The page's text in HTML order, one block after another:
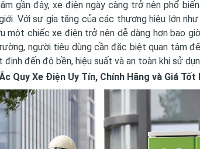
gần đây, xe điện ngày càng trở nên phổ
Với sự gia tăng của các thương hiệu lớn
một chiếc xe điện trở nên dễ dàng hơn bao
người tiêu dùng cần đặc biệt quan tâm
đến độ bền, hiệu suất và an toàn khi sử
Quy Xe Điện Uy Tín, Chính Hãng và Giá